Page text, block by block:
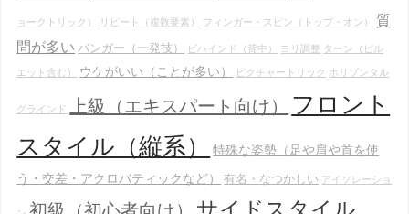
ョークトリック） リピート（複数要素） フィンガー・スピン（トップ・オン）
質
問が多い バンガー（一発技） ビハインド（背中） ヨリ調整 ターン（ピル
エット含む） ウケがいい（ことが多い） ピクチャートリック ホリゾンタル
グラインド 上級（エキスパート向け）
フロント
スタイル（縦系）
特殊な姿勢（足や肩や首を使
う・交差・アクロバティックなど）
有名・なつかしい アイソレーショ